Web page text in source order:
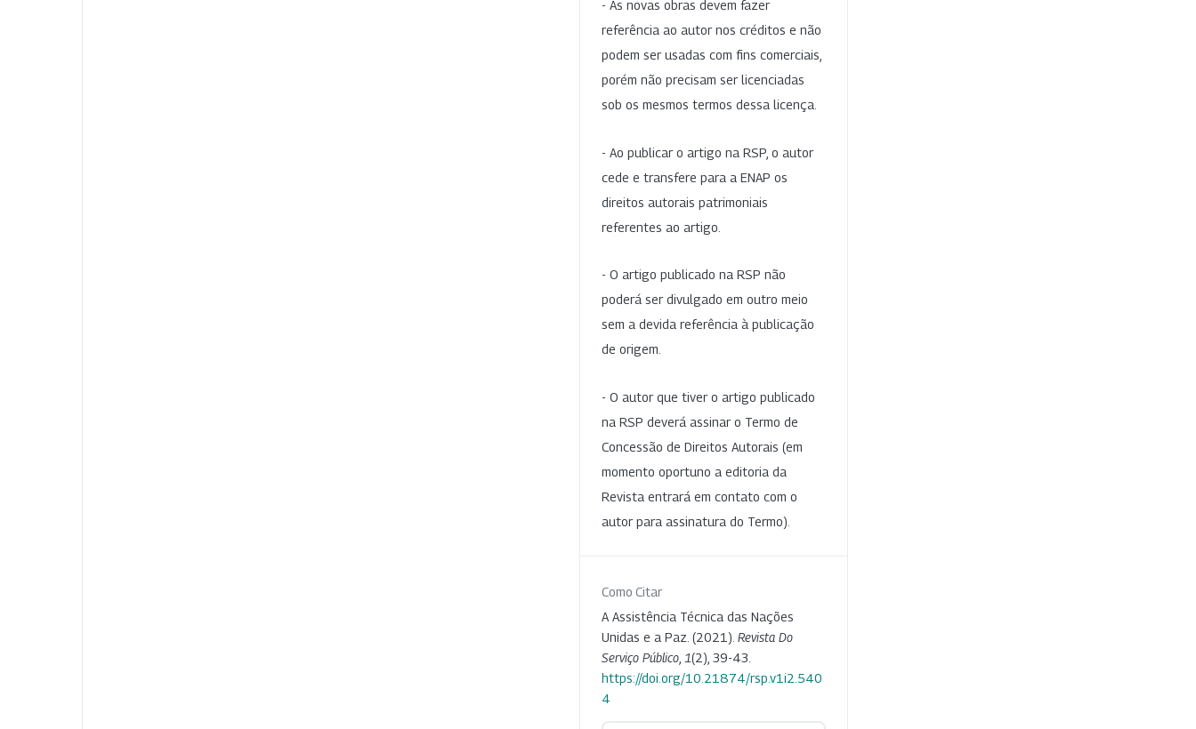
- As novas obras devem fazer
referência ao autor nos créditos e não
podem ser usadas com fins comerciais,
porém não precisam ser licenciadas
sob os mesmos termos dessa licença.
- Ao publicar o artigo na RSP, o autor
cede e transfere para a ENAP os
direitos autorais patrimoniais
referentes ao artigo.
- O artigo publicado na RSP não
poderá ser divulgado em outro meio
sem a devida referência à publicação
de origem.
- O autor que tiver o artigo publicado
na RSP deverá assinar o Termo de
Concessão de Direitos Autorais (em
momento oportuno a editoria da
Revista entrará em contato com o
autor para assinatura do Termo).
Como Citar
A Assistência Técnica das Nações
Unidas e a Paz. (2021). Revista Do
Serviço Público 1(2), 39-43.
https://doi.org/10.21874/rsp.v1i2.540
4